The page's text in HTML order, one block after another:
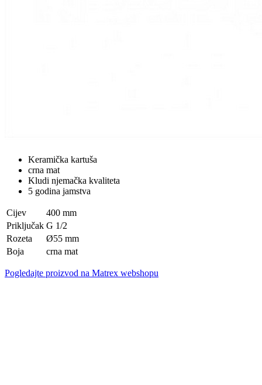
Keramička kartuša
crna mat
Kludi njemačka kvaliteta
5 godina jamstva
Cijev
400 mm
Priključak G 1/2
Rozeta
Ø55 mm
Boja
crna mat
Pogledajte proizvod na Matrex webshopu